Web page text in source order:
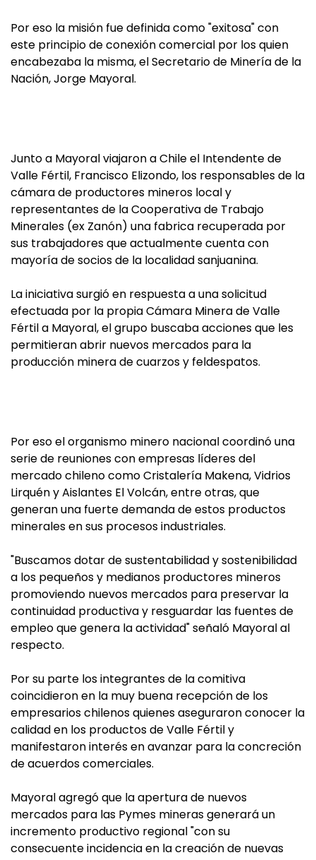
Por eso la misión fue definida como "exitosa" con
este principio de conexión comercial por los quien
encabezaba la misma, el Secretario de Minería de la
Nación, Jorge Mayoral.
Junto a Mayoral viajaron a Chile el Intendente de
Valle Fértil, Francisco Elizondo, los responsables de la
cámara de productores mineros local y
representantes de la Cooperativa de Trabajo
Minerales (ex Zanón) una fabrica recuperada por
sus trabajadores que actualmente cuenta con
mayoría de socios de la localidad sanjuanina.
La iniciativa surgió en respuesta a una solicitud
efectuada por la propia Cámara Minera de Valle
Fértil a Mayoral, el grupo buscaba acciones que les
permitieran abrir nuevos mercados para la
producción minera de cuarzos y feldespatos.
Por eso el organismo minero nacional coordinó una
serie de reuniones con empresas líderes del
mercado chileno como Cristalería Makena, Vidrios
Lirquén y Aislantes El Volcán, entre otras, que
generan una fuerte demanda de estos productos
minerales en sus procesos industriales.
"Buscamos dotar de sustentabilidad y sostenibilidad
a los pequeños y medianos productores mineros
promoviendo nuevos mercados para preservar la
continuidad productiva y resguardar las fuentes de
empleo que genera la actividad" señaló Mayoral al
respecto.
Por su parte los integrantes de la comitiva
coincidieron en la muy buena recepción de los
empresarios chilenos quienes aseguraron conocer la
calidad en los productos de Valle Fértil y
manifestaron interés en avanzar para la concreción
de acuerdos comerciales.
Mayoral agregó que la apertura de nuevos
mercados para las Pymes mineras generará un
incremento productivo regional "con su
consecuente incidencia en la creación de nuevas